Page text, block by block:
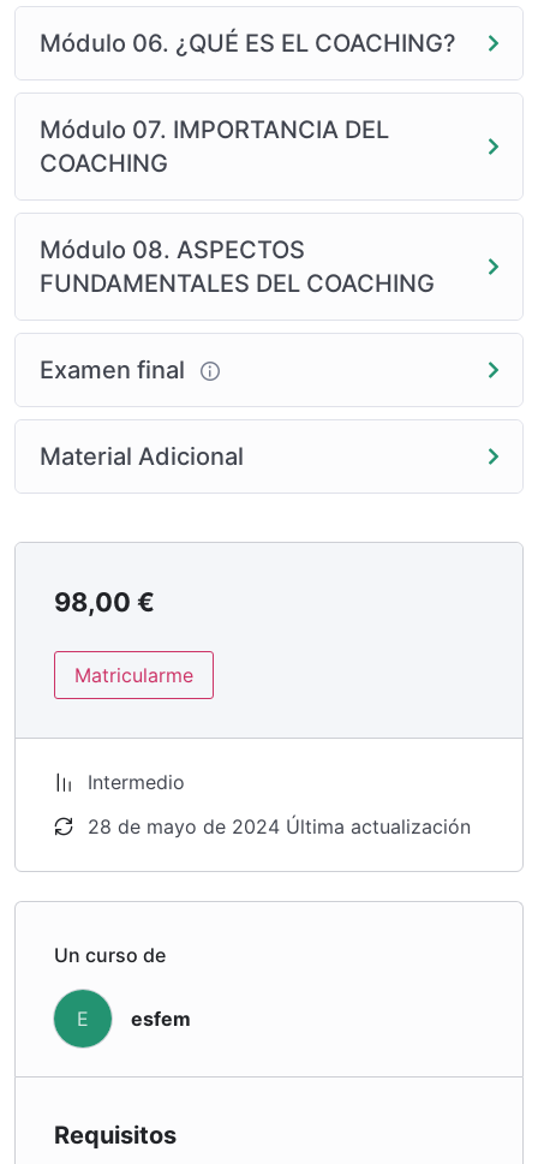
Módulo 06. ¿QUÉ ES EL COACHING?
Módulo 07. IMPORTANCIA DEL
COACHING
Módulo 08. ASPECTOS
FUNDAMENTALES DEL COACHING
Examen final
Material Adicional
98,00 €
Matricularme
Intermedio
28 de mayo de 2024 Última actualización
Un curso de
E esfem
Requisitos